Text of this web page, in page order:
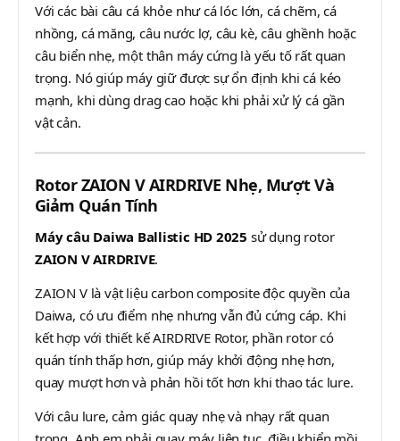
Với các bài câu cá khỏe như cá lóc lớn, cá chẽm, cá
nhồng, cá măng, câu nước lợ, câu kè, câu ghềnh hoặc
câu biển nhẹ, một thân máy cứng là yếu tố rất quan
trọng. Nó giúp máy giữ được sự ổn định khi cá kéo
mạnh, khi dùng drag cao hoặc khi phải xử lý cá gần
vật cản.
Rotor ZAION V AIRDRIVE Nhẹ, Mượt Và
Giảm Quán Tính
Máy câu Daiwa Ballistic HD 2025 sử dụng rotor
ZAION V AIRDRIVE.
ZAION V là vật liệu carbon composite độc quyền của
Daiwa, có ưu điểm nhẹ nhưng vẫn đủ cứng cáp. Khi
kết hợp với thiết kế AIRDRIVE Rotor, phần rotor có
quán tính thấp hơn, giúp máy khởi động nhẹ hơn,
quay mượt hơn và phản hồi tốt hơn khi thao tác lure.
Với câu lure, cảm giác quay nhẹ và nhạy rất quan